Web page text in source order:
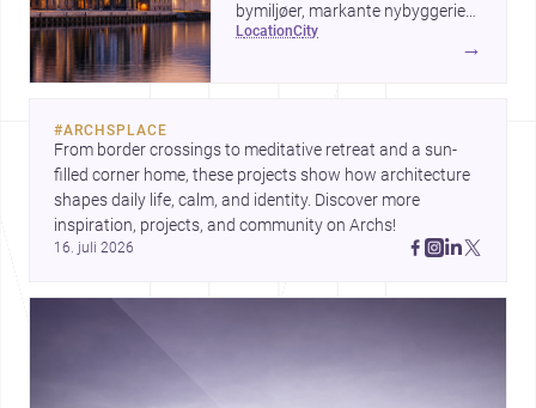
bymiljøer, markante nybyggerier
og en aktiv udvikling ved
location city
→
#ARCHSPLACE
From border crossings to meditative retreat and a sun-
filled corner home, these projects show how architecture
shapes daily life, calm, and identity. Discover more
inspiration, projects, and community on Archs!
16. juli 2026